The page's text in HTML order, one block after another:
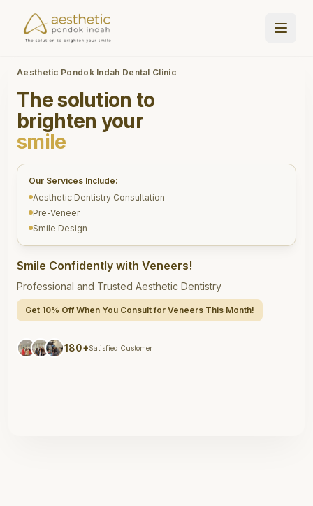
Aesthetic Pondok Indah Dental Clinic
The solution to
brighten your
smile
Our Services Include:
Aesthetic Dentistry Consultation
Pre-Veneer
Smile Design
Smile Confidently with Veneers!
Professional and Trusted Aesthetic Dentistry
Get 10% Off When You Consult for Veneers This Month!
180+Satisfied Customer